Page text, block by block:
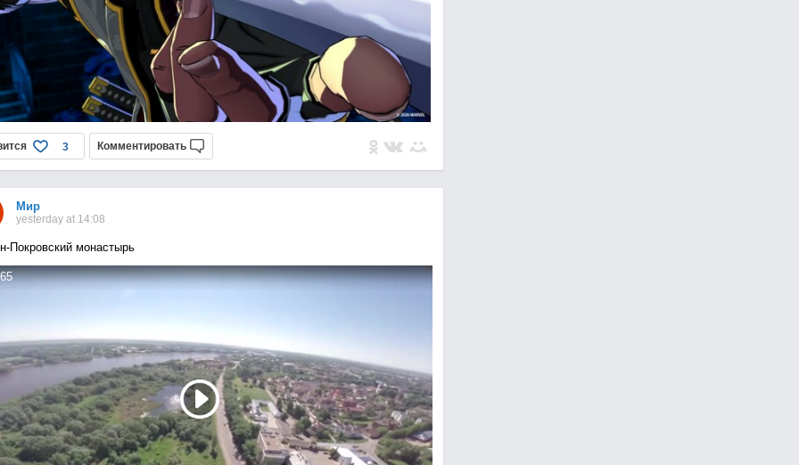
3 Комментировать
Мир
yesterday at 14:08
Покровский монастырь
65